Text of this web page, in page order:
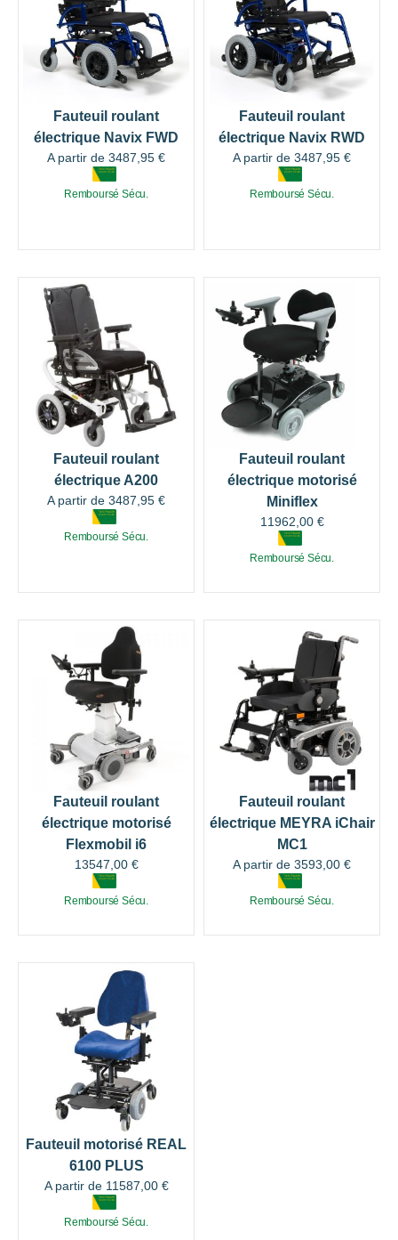
Fauteuil roulant
électrique Navix FWD
A partir de 3487,95 €
Remboursé Sécu.
Fauteuil roulant
électrique Navix RWD
A partir de 3487,95 €
Remboursé Sécu.
Fauteuil roulant
électrique A200
A partir de 3487,95 €
Remboursé Sécu.
Fauteuil roulant
électrique motorisé
Miniflex
11962,00 €
Remboursé Sécu.
Fauteuil roulant
électrique motorisé
Flexmobil i6
13547,00 €
Remboursé Sécu.
Fauteuil roulant
électrique MEYRA iChair
MC1
A partir de 3593,00 €
Remboursé Sécu.
Fauteuil motorisé REAL
6100 PLUS
A partir de 11587,00 €
Remboursé Sécu.